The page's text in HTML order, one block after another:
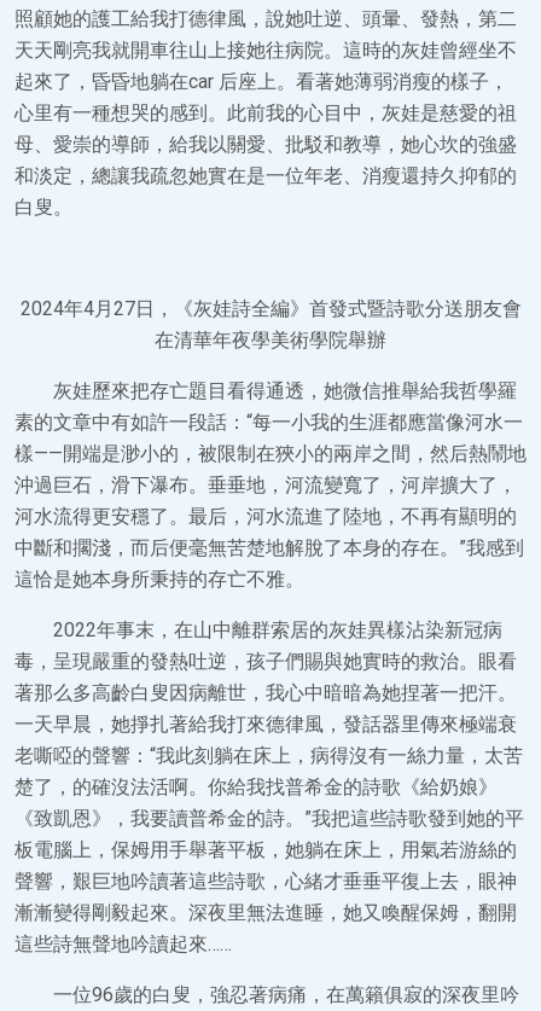
照顧她的護工給我打德律風，說她吐逆、頭暈、發熱，第二
天天剛亮我就開車往山上接她往病院。這時的灰娃曾經坐不
起來了，昏昏地躺在car 后座上。看著她薄弱消瘦的樣子，
心里有一種想哭的感到。此前我的心目中，灰娃是慈愛的祖
母、愛崇的導師，給我以關愛、批駁和教導，她心坎的強盛
和淡定，總讓我疏忽她實在是一位年老、消瘦還持久抑郁的
白叟。
2024年4月27日，《灰娃詩全編》首發式暨詩歌分送朋友會
在清華年夜學美術學院舉辦
灰娃歷來把存亡題目看得通透，她微信推舉給我哲學羅
素的文章中有如許一段話：“每一小我的生涯都應當像河水一
樣——開端是渺小的，被限制在狹小的兩岸之間，然后熱鬧地
沖過巨石，滑下瀑布。垂垂地，河流變寬了，河岸擴大了，
河水流得更安穩了。最后，河水流進了陸地，不再有顯明的
中斷和擱淺，而后便毫無苦楚地解脫了本身的存在。”我感到
這恰是她本身所秉持的存亡不雅。
2022年事末，在山中離群索居的灰娃異樣沾染新冠病
毒，呈現嚴重的發熱吐逆，孩子們賜與她實時的救治。眼看
著那么多高齡白叟因病離世，我心中暗暗為她捏著一把汗。
一天早晨，她掙扎著給我打來德律風，發話器里傳來極端衰
老嘶啞的聲響：“我此刻躺在床上，病得沒有一絲力量，太苦
楚了，的確沒法活啊。你給我找普希金的詩歌《給奶娘》
《致凱恩》，我要讀普希金的詩。”我把這些詩歌發到她的平
板電腦上，保姆用手舉著平板，她躺在床上，用氣若游絲的
聲響，艱巨地吟讀著這些詩歌，心緒才垂垂平復上去，眼神
漸漸變得剛毅起來。深夜里無法進睡，她又喚醒保姆，翻開
這些詩無聲地吟讀起來……
一位96歲的白叟，強忍著病痛，在萬籟俱寂的深夜里吟